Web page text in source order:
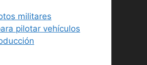
militares
pilotar vehículos